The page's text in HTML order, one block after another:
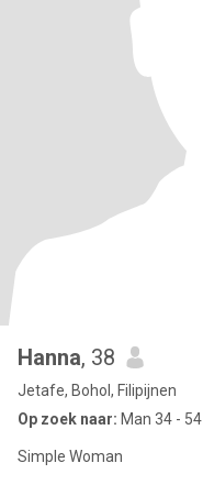
Hanna, 38
Jetafe, Bohol, Filipijnen
Op zoek naar: Man 34 - 54
Simple Woman